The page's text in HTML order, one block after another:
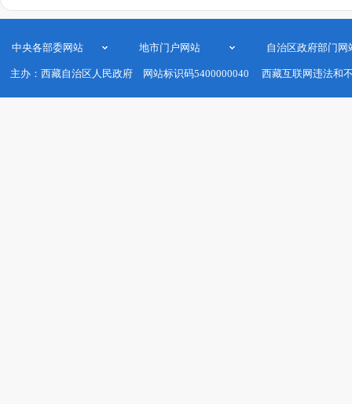
中央各部委网站 地市门户网站 自治区政府部门网
主办：西藏自治区人民政府 网站标识码5400000040 西藏互联网违法和